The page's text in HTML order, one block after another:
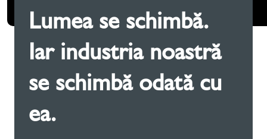
Lumea se schimbă.
Iar industria noastră
se schimbă odată cu
ea.